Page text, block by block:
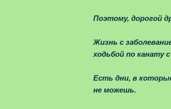
Поэтому, дорогой
Жизнь с
ходьбой по
Есть дни, в
не можешь.